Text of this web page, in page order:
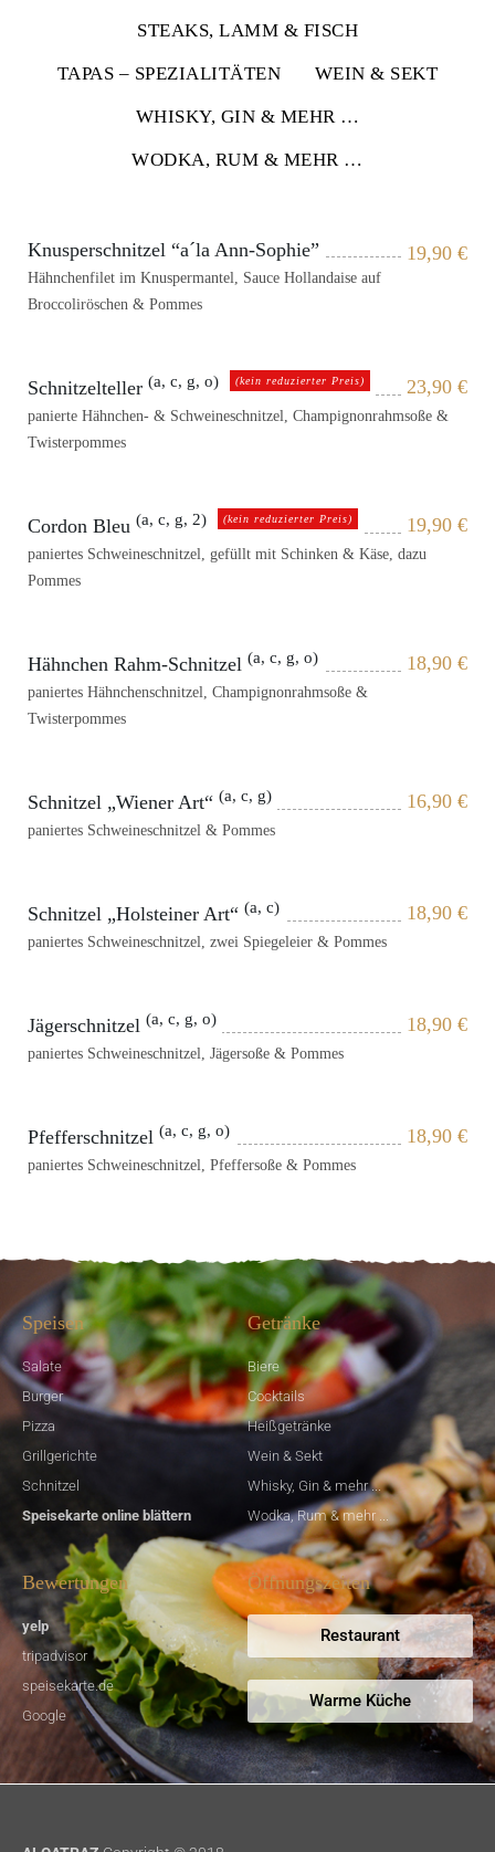
STEAKS, LAMM & FISCH
TAPAS – SPEZIALITÄTEN WEIN & SEKT
WHISKY, GIN & MEHR …
WODKA, RUM & MEHR …
19,90 €
Knusperschnitzel “a´la Ann-Sophie”
Hähnchenfilet im Knuspermantel, Sauce Hollandaise auf
Broccoliröschen & Pommes
23,90 €
Schnitzelteller (a, c, g, o) (kein reduzierter Preis)
panierte Hähnchen- & Schweineschnitzel, Champignonrahmsoße &
Twisterpommes
19,90 €
Cordon Bleu (a, c, g, 2) (kein reduzierter Preis)
paniertes Schweineschnitzel, gefüllt mit Schinken & Käse, dazu
Pommes
18,90 €
Hähnchen Rahm-Schnitzel (a, c, g, o)
paniertes Hähnchenschnitzel, Champignonrahmsoße &
Twisterpommes
16,90 €
Schnitzel „Wiener Art“ (a, c, g)
paniertes Schweineschnitzel & Pommes
18,90 €
Schnitzel „Holsteiner Art“ (a, c)
paniertes Schweineschnitzel, zwei Spiegeleier & Pommes
18,90 €
Jägerschnitzel (a, c, g, o)
paniertes Schweineschnitzel, Jägersoße & Pommes
18,90 €
Pfefferschnitzel (a, c, g, o)
paniertes Schweineschnitzel, Pfeffersoße & Pommes
Speisen
Salate
Burger
Pizza
Grillgerichte
Schnitzel
Speisekarte online blättern
Getränke
Biere
Cocktails
Heißgetränke
Wein & Sekt
Whisky, Gin & mehr ...
Wodka, Rum & mehr ...
Bewertungen
yelp
tripadvisor
speisekarte.de
Google
Öffnungszeiten
Restaurant
Warme Küche